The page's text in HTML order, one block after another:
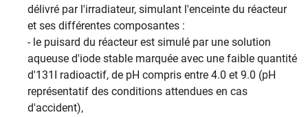
délivré par l'irradiateur, simulant l'enceinte du réacteur
et ses différentes composantes :
- le puisard du réacteur est simulé par une solution
aqueuse d'iode stable marquée avec une faible quantité
d'131I radioactif, de pH compris entre 4.0 et 9.0 (pH
représentatif des conditions attendues en cas
d'accident),